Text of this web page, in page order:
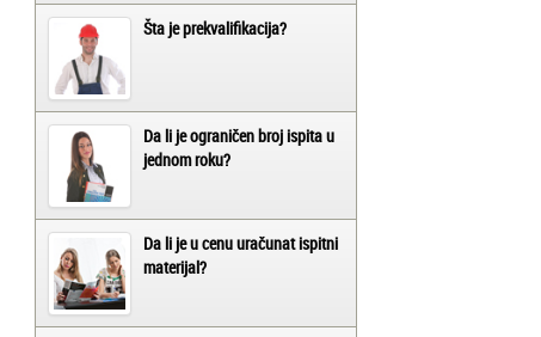
Šta je prekvalifikacija?
Da li je ograničen broj ispita u
jednom roku?
Da li je u cenu uračunat ispitni
materijal?